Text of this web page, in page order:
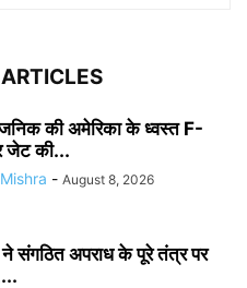
की अमेरिका के ध्वस्त F-
जेट की...
- August 8, 2026
संगठित अपराध के पूरे तंत्र पर